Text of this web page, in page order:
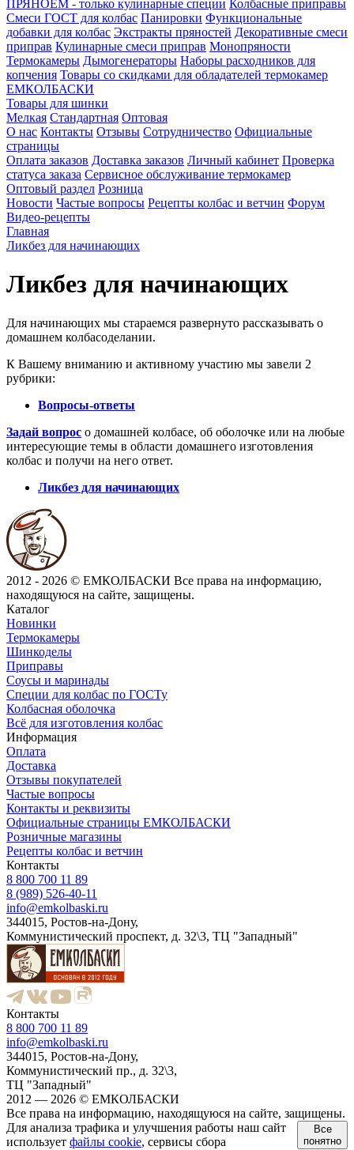
ПРЯНОЕМ - только кулинарные специи Колбасные приправы
Смеси ГОСТ для колбас Панировки Функциональные
добавки для колбас Экстракты пряностей Декоративные смеси
приправ Кулинарные смеси приправ Монопряности
Термокамеры Дымогенераторы Наборы расходников для
копчения Товары со скидками для обладателей термокамер
ЕМКОЛБАСКИ
Товары для шинки
Мелкая Стандартная Оптовая
О нас Контакты Отзывы Сотрудничество Официальные
страницы
Оплата заказов Доставка заказов Личный кабинет Проверка
статуса заказа Сервисное обслуживание термокамер
Оптовый раздел Розница
Новости Частые вопросы Рецепты колбас и ветчин Форум
Видео-рецепты
Главная
Ликбез для начинающих
Ликбез для начинающих
Для начинающих мы стараемся развернуто рассказывать о
домашнем колбасоделании.
К Вашему вниманию и активному участию мы завели 2
рубрики:
Вопросы-ответы
Задай вопрос о домашней колбасе, об оболочке или на любые
интересующие темы в области домашнего изготовления
колбас и получи на него ответ.
Ликбез для начинающих
2012 - 2026 © ЕМКОЛБАСКИ Все права на информацию,
находящуюся на сайте, защищены.
Каталог
Новинки
Термокамеры
Шинкоделы
Приправы
Соусы и маринады
Специи для колбас по ГОСТу
Колбасная оболочка
Всё для изготовления колбас
Информация
Оплата
Доставка
Отзывы покупателей
Частые вопросы
Контакты и реквизиты
Официальные страницы ЕМКОЛБАСКИ
Розничные магазины
Рецепты колбас и ветчин
Контакты
8 800 700 11 89
8 (989) 526-40-11
info@emkolbaski.ru
344015, Ростов-на-Дону,
Коммунистический проспект, д. 32\3, ТЦ "Западный"
Контакты
8 800 700 11 89
info@emkolbaski.ru
344015, Ростов-на-Дону,
Коммунистический пр., д. 32\3,
ТЦ "Западный"
2012 — 2026 © ЕМКОЛБАСКИ
Все права на информацию, находящуюся на сайте, защищены.
Для анализа трафика и улучшения работы наш сайт
использует файлы cookie, сервисы сбора
Все
понятно